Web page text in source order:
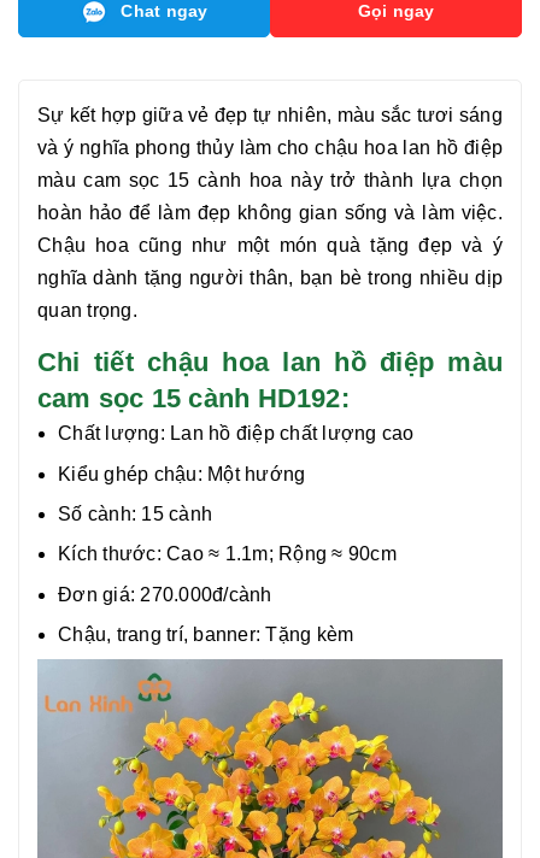
Chat ngay Gọi ngay
Sự kết hợp giữa vẻ đẹp tự nhiên, màu sắc tươi sáng
và ý nghĩa phong thủy làm chochậu hoa lan hồ điệp
màu cam sọc 15 cành hoa này trở thành lựa chọn
hoàn hảo để làm đẹp không gian sống và làm việc.
Chậu hoa cũng như một món quà tặng đẹp và ý
nghĩa dành tặng người thân, bạn bè trong nhiều dịp
quan trọng.
Chi tiết chậu hoa lan hồ điệp màu
cam sọc 15 cành HD192:
Chất lượng: Lan hồ điệp chất lượng cao
Kiểu ghép chậu: Một hướng
Số cành: 15 cành
Kích thước: Cao ≈ 1.1m; Rộng ≈ 90cm
Đơn giá: 270.000đ/cành
Chậu, trang trí, banner: Tặng kèm